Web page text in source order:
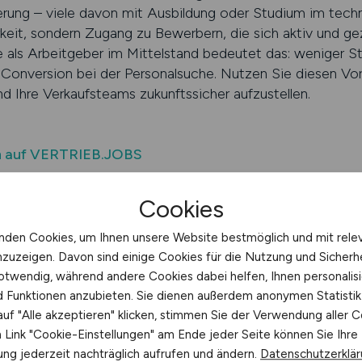
– viele davon mit Ausbildung oder Studium im
sondern Zugang zu Bewerbern, die sich aktiv und
als Arbeitgeber im Mittelstand bedeutet das: weniger
bei der Personalsuche. Nutzen Sie diesen
Ihre Verkaufsteams zukunftssicher aufzustellen.
VERTRIEB.JOBS
mit Branchenfokus
heute Präzision und Timing. Wer im technischen
– mit einer Botschaft, die Fachlichkeit und
Plattform: Ihre Ausschreibung wird nicht im
techniknahe Vertriebskarrieren spezialisiert ist. Mit
Content und leistungsstarker
Produktvertrieb. Viele unserer Nutzer suchen nicht
Cookies
Cookies, um Ihnen unsere Website bestmöglich und mit
Davon sind einige Cookies für die Nutzung und
während andere Cookies dabei helfen, Ihnen
Funktionen anzubieten. Sie dienen außerdem anonymen
"Alle akzeptieren" klicken, stimmen Sie der Verwendung aller
"Cookie-Einstellungen" am Ende jeder Seite können Sie Ihre
jederzeit nachträglich aufrufen und ändern.